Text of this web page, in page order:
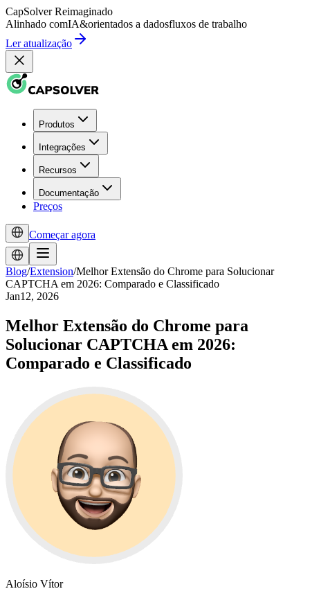
CapSolver Reimaginado
Alinhado comIA&orientados a dadosfluxos de trabalho
Ler atualização
Produtos
Integrações
Recursos
Documentação
Preços
Começar agora
Blog/Extension/Melhor Extensão do Chrome para Solucionar
CAPTCHA em 2026: Comparado e Classificado
Jan12, 2026
Melhor Extensão do Chrome para
Solucionar CAPTCHA em 2026:
Comparado e Classificado
Aloísio Vítor